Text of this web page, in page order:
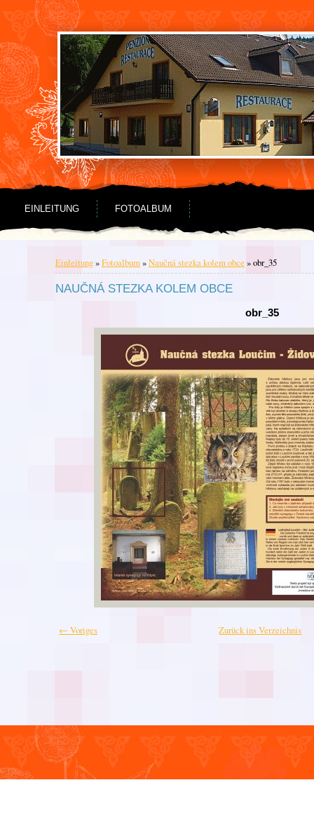
Zum Inhalt springen
Zum Menü springen
EINLEITUNG FOTOALBUM
Einleitung»Fotoalbum»Naučná stezka kolem obce »obr_35
NAUČNÁ STEZKA KOLEM OBCE
obr_35
← Voriges Zurück ins Verzeichnis